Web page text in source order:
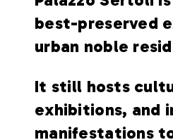
best-preserved
urban noble
It still hosts
exhibitions, and
manifestations